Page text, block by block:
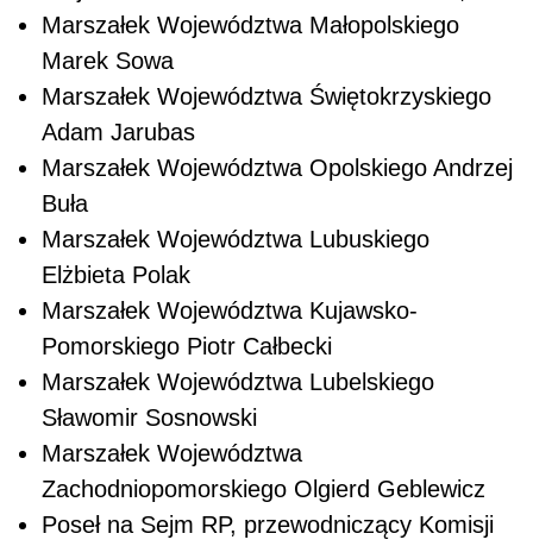
Marszałek Województwa Małopolskiego
Marek Sowa
Marszałek Województwa Świętokrzyskiego
Adam Jarubas
Marszałek Województwa Opolskiego Andrzej
Buła
Marszałek Województwa Lubuskiego
Elżbieta Polak
Marszałek Województwa Kujawsko-
Pomorskiego Piotr Całbecki
Marszałek Województwa Lubelskiego
Sławomir Sosnowski
Marszałek Województwa
Zachodniopomorskiego Olgierd Geblewicz
Poseł na Sejm RP, przewodniczący Komisji